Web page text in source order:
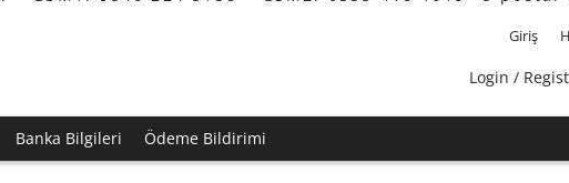
Giriş
Login /
Banka Bilgileri Ödeme Bildirimi